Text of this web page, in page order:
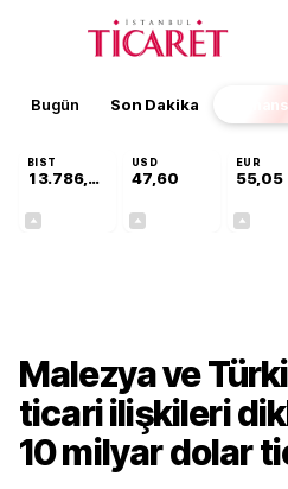
Bugün Son Dakika Finans
BIST
13.786,74
USD
47,60
EUR
55,05
Malezya ve
ticari ilişkileri
10 milyar dolar